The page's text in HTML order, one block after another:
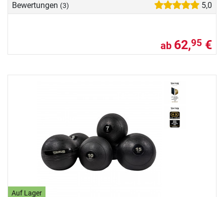
Bewertungen (3) 5,0
ab 62,95 €
Auf Lager